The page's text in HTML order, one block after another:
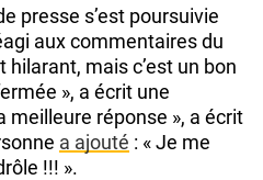
presse s’est poursuivie
aux commentaires du
hilarant, mais c’est un bon
», a écrit une
meilleure réponse », a écrit
a ajouté : « Je me
!!! ».